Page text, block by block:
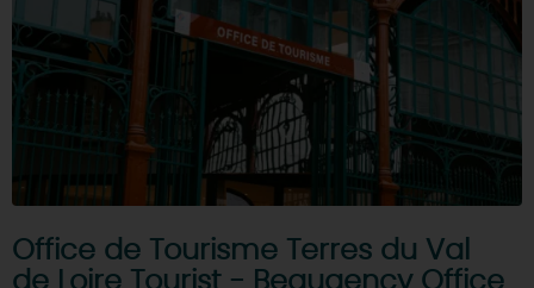
Office de Tourisme Terres du Val
de Loire Tourist - Beaugency Office